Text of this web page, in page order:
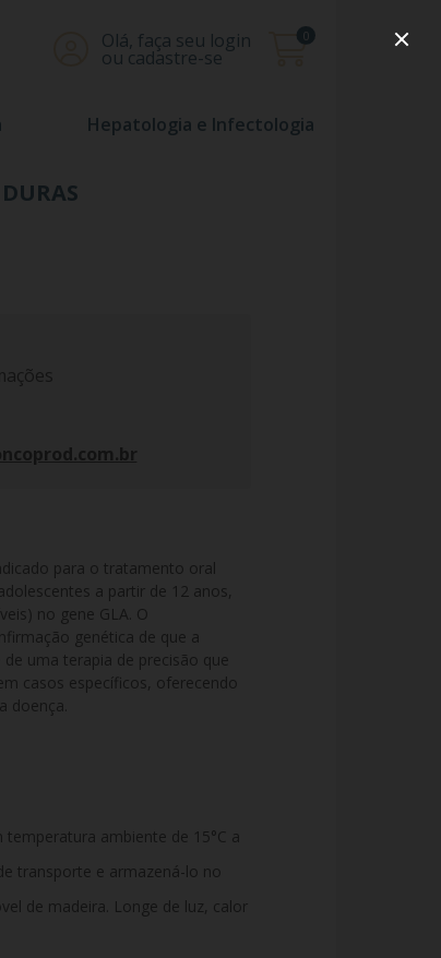
Olá, faça seu login
ou cadastre-se
0
Hepatologia e Infectologia
para o tratamento oral
a partir de 12 anos,
no gene GLA. O
genética de que a
uma terapia de precisão que
casos específicos, oferecendo
doença.
ambiente de 15°C a
transporte e armazená-lo no
de madeira. Longe de luz, calor